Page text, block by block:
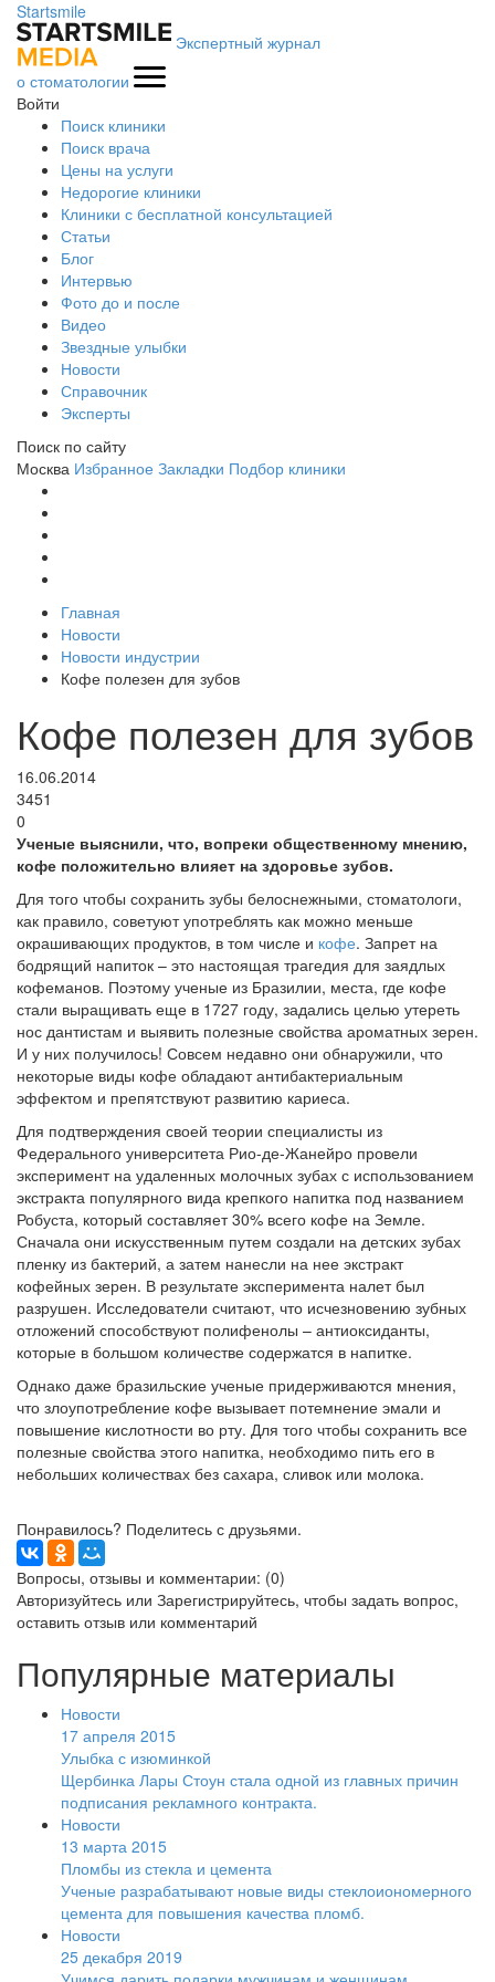
Startsmile
Экспертный журнал
о стоматологии
Войти
Поиск клиники
Поиск врача
Цены на услуги
Недорогие клиники
Клиники с бесплатной консультацией
Статьи
Блог
Интервью
Фото до и после
Видео
Звездные улыбки
Новости
Справочник
Эксперты
Поиск по сайту
Москва Избранное Закладки Подбор клиники
Главная
Новости
Новости индустрии
Кофе полезен для зубов
Кофе полезен для зубов
16.06.2014
3451
0
Ученые выяснили, что, вопреки общественному мнению,
кофе положительно влияет на здоровье зубов.
Для того чтобы сохранить зубы белоснежными, стоматологи,
как правило, советуют употреблять как можно меньше
окрашивающих продуктов, в том числе и кофе. Запрет на
бодрящий напиток – это настоящая трагедия для заядлых
кофеманов. Поэтому ученые из Бразилии, места, где кофе
стали выращивать еще в 1727 году, задались целью утереть
нос дантистам и выявить полезные свойства ароматных зерен.
И у них получилось! Совсем недавно они обнаружили, что
некоторые виды кофе обладают антибактериальным
эффектом и препятствуют развитию кариеса.
Для подтверждения своей теории специалисты из
Федерального университета Рио-де-Жанейро провели
эксперимент на удаленных молочных зубах с использованием
экстракта популярного вида крепкого напитка под названием
Робуста, который составляет 30% всего кофе на Земле.
Сначала они искусственным путем создали на детских зубах
пленку из бактерий, а затем нанесли на нее экстракт
кофейных зерен. В результате эксперимента налет был
разрушен. Исследователи считают, что исчезновению зубных
отложений способствуют полифенолы – антиоксиданты,
которые в большом количестве содержатся в напитке.
Однако даже бразильские ученые придерживаются мнения,
что злоупотребление кофе вызывает потемнение эмали и
повышение кислотности во рту. Для того чтобы сохранить все
полезные свойства этого напитка, необходимо пить его в
небольших количествах без сахара, сливок или молока.
Понравилось? Поделитесь с друзьями.
Вопросы, отзывы и комментарии: (0)
Авторизуйтесь или Зарегистрируйтесь, чтобы задать вопрос,
оставить отзыв или комментарий
Популярные материалы
Новости
17 апреля 2015
Улыбка с изюминкой
Щербинка Лары Стоун стала одной из главных причин
подписания рекламного контракта.
Новости
13 марта 2015
Пломбы из стекла и цемента
Ученые разрабатывают новые виды стеклоиономерного
цемента для повышения качества пломб.
Новости
25 декабря 2019